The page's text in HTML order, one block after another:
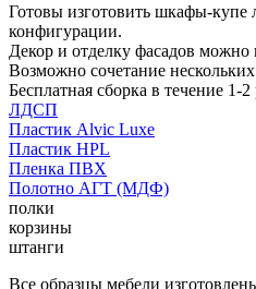
Готовы изготовить шкафы-купе
конфигурации.
Декор и отделку фасадов
Возможно сочетание
Бесплатная сборка в течение 1-
ЛДСП
Пластик Alvic Luxe
Пластик HPL
Пленка ПВХ
Полотно АГТ (МДФ)
полки
корзины
штанги
Все образцы мебели